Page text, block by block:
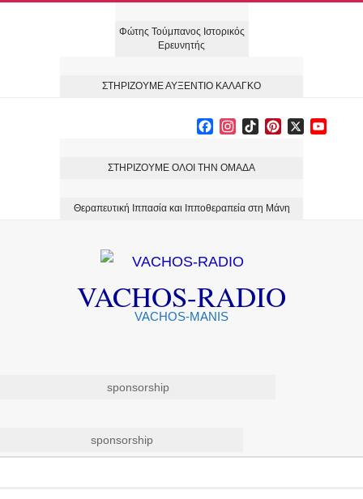
Φώτης Τούμπανος Ιστορικός
Ερευνητής
ΣΤΗΡΙΖΟΥΜΕ ΑΥΞΕΝΤΙΟ ΚΑΛΑΓΚΟ
Facebook
Instagram
TikTokPinterest
ΣΤΗΡΙΖΟΥΜΕ ΟΛΟΙ ΤΗΝ ΟΜΑΔΑ
Θεραπευτική Ιππασία και Ιπποθεραπεία στη Μάνη
VACHOS-RADIO
VACHOS-MANIS
sponsorship
sponsorship